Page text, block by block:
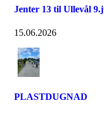
Jenter 13 til Ullevål
15.06.2026
PLASTDUGNAD